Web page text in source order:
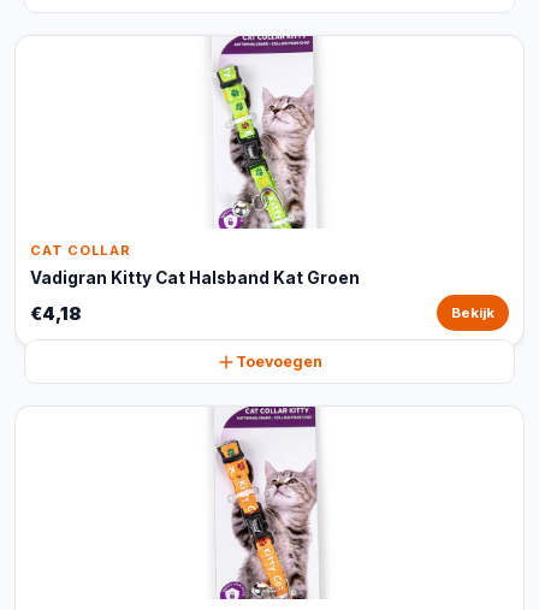
CAT COLLAR
Vadigran Kitty Cat Halsband Kat Groen
€4,18 Bekijk
Toevoegen